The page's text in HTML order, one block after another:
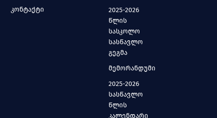
კონტაქტი
2025-2026
წლის
სასკოლო
სასწავლო
გეგმა
მემორანდუმი
2025-2026
სასწავლო
წლის
კალენდარი